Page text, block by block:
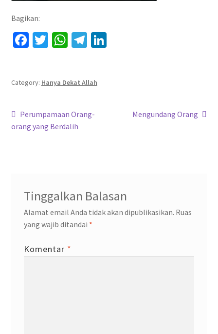
Bagikan:
Fa
o
k
T
er
W
sA
p
Te
a
Li
Category: Hanya Dekat Allah
Navigasi
pos
Previous
post:
Perumpamaan Orang-
orang yang Berdalih
Next
Mengundang Orang
Tinggalkan Balasan
Alamat email Anda tidak akan dipublikasikan. Ruas
yang wajib ditandai *
Komentar *